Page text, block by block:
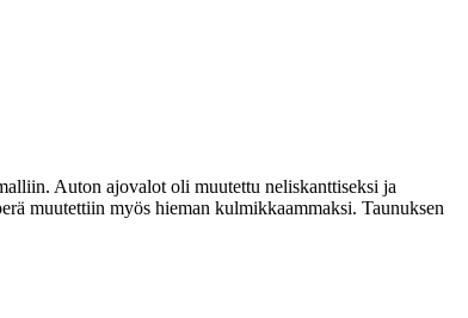
Auton ajovalot oli muutettu neliskanttiseksi ja
muutettiin myös hieman kulmikkaammaksi. Taunuksen